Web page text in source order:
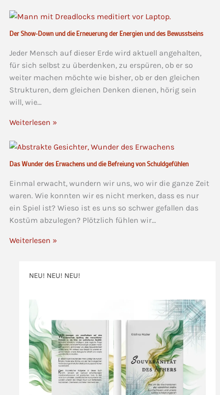
Der Show-Down und die Erneuerung der Energien und des Bewusstseins
Jeder Mensch auf dieser Erde wird aktuell angehalten,
für sich selbst zu überdenken, zu erspüren, ob er so
weiter machen möchte wie bisher, ob er den gleichen
Strukturen, dem gleichen Denken dienen, hörig sein
will, wie…
Weiterlesen »
Das Wunder des Erwachens und die Befreiung von Schuldgefühlen
Einmal erwacht, wundern wir uns, wo wir die ganze Zeit
waren. Wie konnten wir es nicht merken, dass es nur
ein Spiel ist? Wieso ist es uns so schwer gefallen das
Kostüm abzulegen? Plötzlich fühlen wir…
Weiterlesen »
NEU! NEU! NEU!